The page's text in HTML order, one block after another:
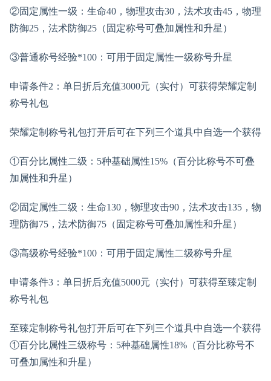
②固定属性一级：生命40，物理攻击30，法术攻击45，物理
防御25，法术防御25（固定称号可叠加属性和升星）
③普通称号经验*100：可用于固定属性一级称号升星
申请条件2：单日折后充值3000元（实付）可获得荣耀定制
称号礼包
荣耀定制称号礼包打开后可在下列三个道具中自选一个获得
①百分比属性二级：5种基础属性15%（百分比称号不可叠
加属性和升星）
②固定属性二级：生命130，物理攻击90，法术攻击135，物
理防御75，法术防御75（固定称号可叠加属性和升星）
③高级称号经验*100：可用于固定属性二级称号升星
申请条件3：单日折后充值5000元（实付）可获得至臻定制
称号礼包
至臻定制称号礼包打开后可在下列三个道具中自选一个获得
①百分比属性三级称号：5种基础属性18%（百分比称号不
可叠加属性和升星）